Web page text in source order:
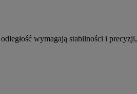
wymagają stabilności i